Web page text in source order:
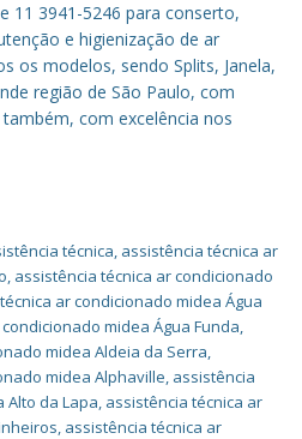
11 3941-5246 para conserto,
e higienização de ar
os modelos, sendo Splits, Janela,
região de São Paulo, com
com excelência nos
técnica, assistência técnica ar
, assistência técnica ar condicionado
ar condicionado midea Água
midea Água Funda,
midea Aldeia da Serra,
midea Alphaville, assistência
Alto da Lapa, assistência técnica ar
, assistência técnica ar